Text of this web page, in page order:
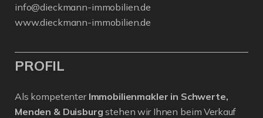
info@dieckmann-immobilien.de
www.dieckmann-immobilien.de
PROFIL
Als kompetenter Immobilienmakler in Schwerte,
Menden & Duisburg stehen wir Ihnen beim Verkauf